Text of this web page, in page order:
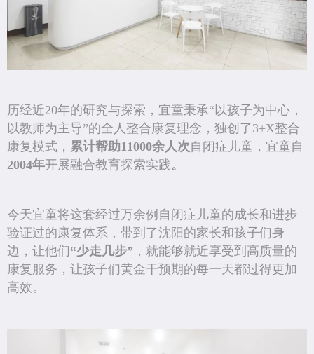
历经近20年的研究与探索，宜童秉承“以孩子为中心，
以教师为主导”的全人整合康复理念，独创了3+X整合
康复模式， 累计帮助11000余人次自闭症儿童，宜童自
2004年开展融合教育探索实践。
今天宜童将这套经过万余例自闭症儿童的成长和进步
验证过的康复体系，带到了沈阳的家长和孩子们身
边，让他们“少走几步” ，就能够就近享受到高质量的
康复服务，让孩子们黄金干预期的每一天都过得更加
高效。